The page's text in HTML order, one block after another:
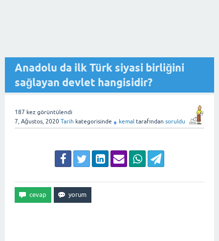
Anadolu da ilk Türk siyasi birliğini
sağlayan devlet hangisidir?
187 kez görüntülendi
7, Ağustos, 2020 Tarih kategorisinde ♦ kemal tarafından soruldu